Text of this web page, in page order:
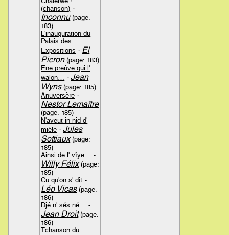
(chanson) -
Inconnu(page:
183)
L'inauguration du
Palais des
Expositions - El
Picron(page: 183)
Ene preûve qui l'
walon…
-Jean
Wyns(page: 185)
Anuversère -
Nestor Lemaître
(page: 185)
N'aveut in nid d'
mièle -Jules
Sottiaux(page:
185)
Ainsi de l' vîye…
-
Willy Félix(page:
185)
Cu qu'on s' dit -
Léo Vicas(page:
186)
Djé n' sés né…
-
Jean Droit(page:
186)
Tchanson du